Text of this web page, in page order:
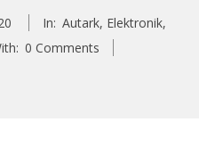
In: Autark, Elektronik,
0 Comments